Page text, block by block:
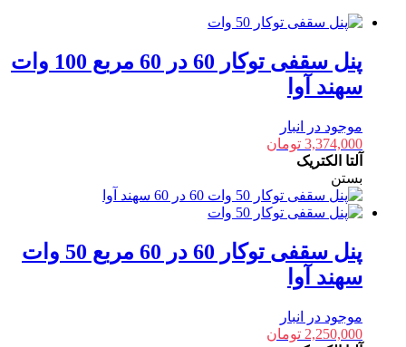
پنل سقفی توکار 60 در 60 مربع 100 وات
سهند آوا
موجود در انبار
3,374,000 تومان
آلتا الکتریک
بستن
پنل سقفی توکار 60 در 60 مربع 50 وات
سهند آوا
موجود در انبار
2,250,000 تومان